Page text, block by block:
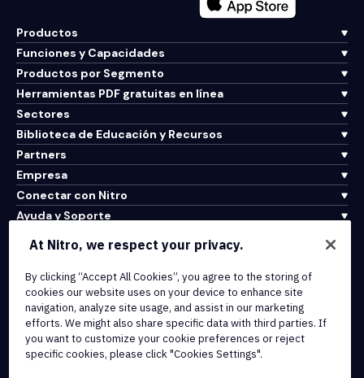
Productos
Funciones y Capacidades
Productos por Segmento
Herramientas PDF gratuitas en línea
Sectores
Biblioteca de Educación y Recursos
Partners
Empresa
Conectar con Nitro
Ayuda y Soporte
Terms of Service
Cookie Policy
Copyright Policy
All Terms & Policies
At Nitro, we respect your privacy.
By clicking “Accept All Cookies”, you agree to the storing of
cookies our website uses on your device to enhance site
navigation, analyze site usage, and assist in our marketing
efforts. We might also share specific data with third parties. If
you want to customize your cookie preferences or reject
specific cookies, please click "Cookies Settings".